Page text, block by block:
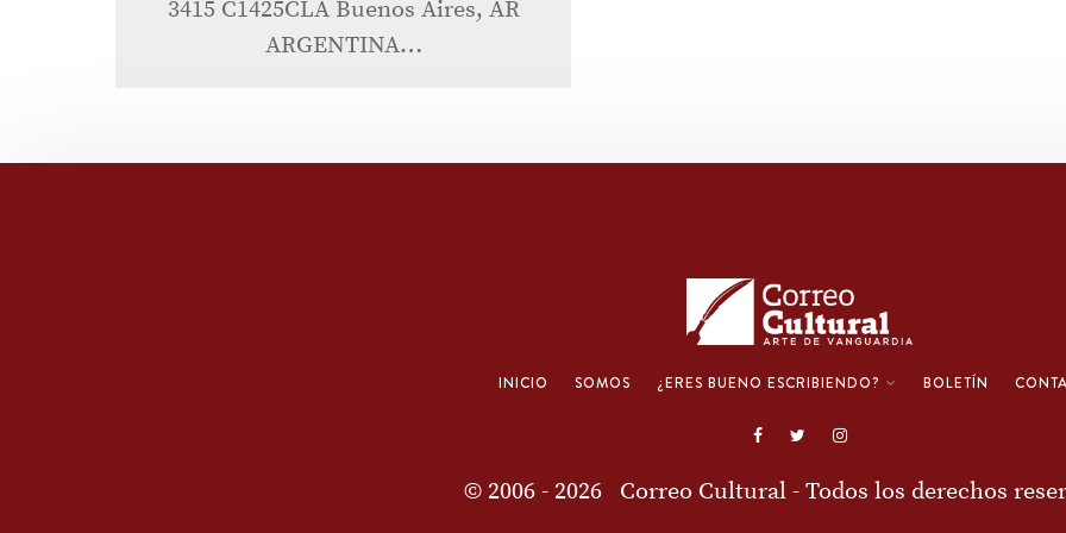
3415 C1425CLA Buenos Aires, AR
ARGENTINA…
INICIO SOMOS ¿ERES BUENO ESCRIBIENDO? BOLETÍN
© 2006 - 2026 Correo Cultural - Todos los derechos